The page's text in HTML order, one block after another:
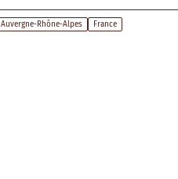
Auvergne-Rhône-Alpes France